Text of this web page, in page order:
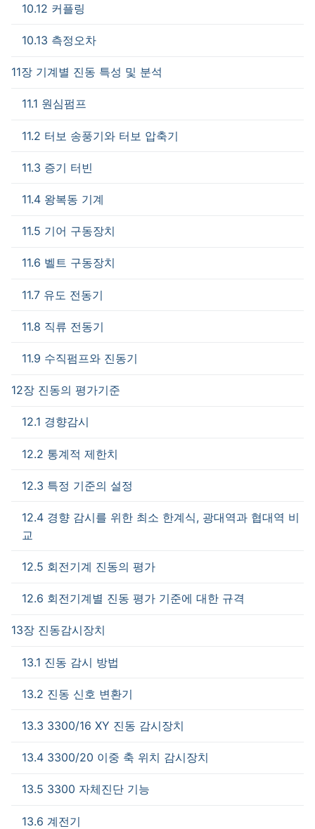
10.12 커플링
10.13 측정오차
11장 기계별 진동 특성 및 분석
11.1 원심펌프
11.2 터보 송풍기와 터보 압축기
11.3 증기 터빈
11.4 왕복동 기계
11.5 기어 구동장치
11.6 벨트 구동장치
11.7 유도 전동기
11.8 직류 전동기
11.9 수직펌프와 진동기
12장 진동의 평가기준
12.1 경향감시
12.2 통계적 제한치
12.3 특정 기준의 설정
12.4 경향 감시를 위한 최소 한계식, 광대역과 협대역 비
교
12.5 회전기계 진동의 평가
12.6 회전기계별 진동 평가 기준에 대한 규격
13장 진동감시장치
13.1 진동 감시 방법
13.2 진동 신호 변환기
13.3 3300/16 XY 진동 감시장치
13.4 3300/20 이중 축 위치 감시장치
13.5 3300 자체진단 기능
13.6 계전기